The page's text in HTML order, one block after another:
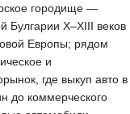
городище —
Булгарии X–XIII веков
Европы; рядом
и
где выкуп авто в
до коммерческого